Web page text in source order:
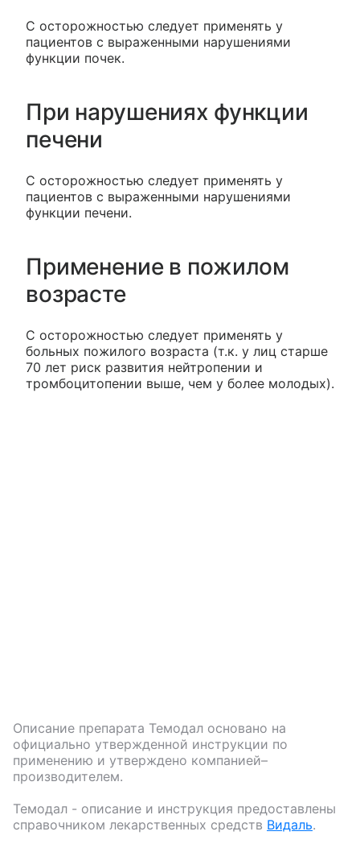
С осторожностью следует применять у
пациентов с выраженными нарушениями
функции почек.
При нарушениях функции
печени
С осторожностью следует применять у
пациентов с выраженными нарушениями
функции печени.
Применение в пожилом
возрасте
С осторожностью следует применять у
больных пожилого возраста (т.к. у лиц старше
70 лет риск развития нейтропении и
тромбоцитопении выше, чем у более молодых).
Описание препарата Темодал основано на
официально утвержденной инструкции по
применению и утверждено компанией–
производителем.
Темодал - описание и инструкция предоставлены
справочником лекарственных средств Видаль.